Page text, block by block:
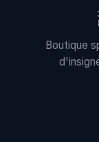
Boutique